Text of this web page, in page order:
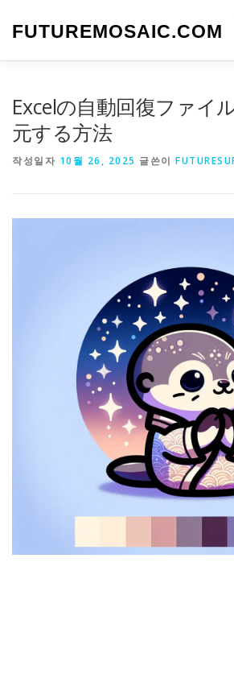
FUTUREMOSAIC.COM
Excelの自動回復ファイ
元する方法
작성일자 10월 26, 2025 글쓴이